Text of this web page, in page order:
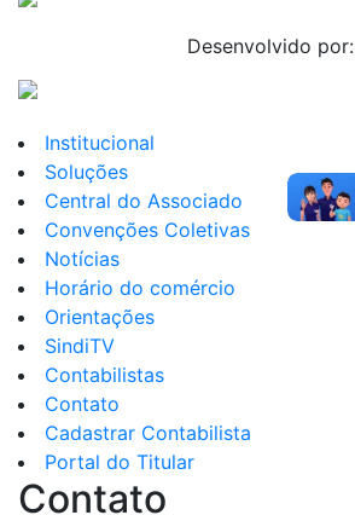
Desenvolvido por:
Institucional
Soluções
Central do Associado
Convenções Coletivas
Notícias
Horário do comércio
Orientações
SindiTV
Contabilistas
Contato
Cadastrar Contabilista
Portal do Titular
Contato